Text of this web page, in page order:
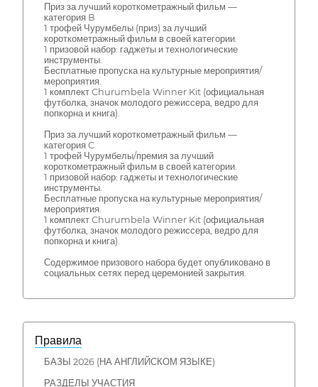
Приз за лучший короткометражный фильм —
категория B
1 трофей Чурумбелы (приз) за лучший
короткометражный фильм в своей категории.
1 призовой набор: гаджеты и технологические
инструменты.
Бесплатные пропуска на культурные мероприятия/
мероприятия.
1 комплект Churumbela Winner Kit (официальная
футболка, значок молодого режиссера, ведро для
попкорна и книга).
Приз за лучший короткометражный фильм —
категория C
1 трофей Чурумбелы/премия за лучший
короткометражный фильм в своей категории.
1 призовой набор: гаджеты и технологические
инструменты.
Бесплатные пропуска на культурные мероприятия/
мероприятия.
1 комплект Churumbela Winner Kit (официальная
футболка, значок молодого режиссера, ведро для
попкорна и книга).
Содержимое призового набора будет опубликовано в
социальных сетях перед церемонией закрытия.
Правила
БАЗЫ 2026 (НА АНГЛИЙСКОМ ЯЗЫКЕ)
РАЗДЕЛЫ УЧАСТИЯ